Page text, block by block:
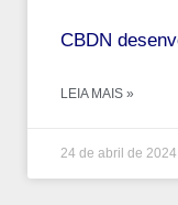
CBDN
LEIA MAIS »
24 de abril de 2024